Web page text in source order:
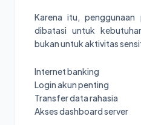
Karena itu,
dibatasi untuk
bukan untuk aktivitas
Internet banking
Login akun penting
Transfer data rahasia
Akses dashboard server